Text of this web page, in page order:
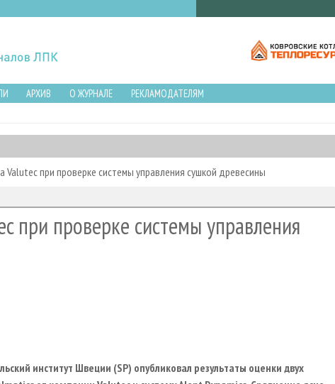
АРХИВ О ЖУРНАЛЕ
РЕКЛАМОДАТЕЛЯМ
Valutec при проверке системы управления сушкой древесины
при проверке системы управления
институт Швеции (SP) опубликовал результаты оценки двух